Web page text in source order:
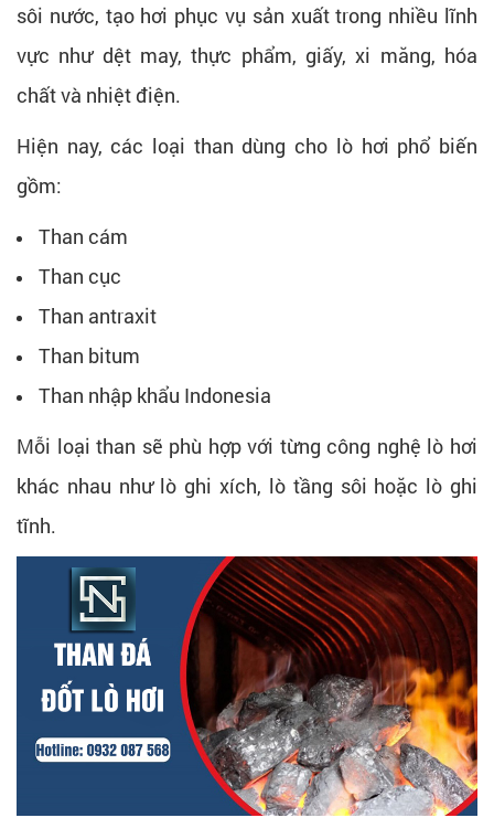
sôi nước, tạo hơi phục vụ sản xuất trong nhiều lĩnh
vực như dệt may, thực phẩm, giấy, xi măng, hóa
chất và nhiệt điện.
Hiện nay, các loại than dùng cho lò hơi phổ biến
gồm:
Than cám
Than cục
Than antraxit
Than bitum
Than nhập khẩu Indonesia
Mỗi loại than sẽ phù hợp với từng công nghệ lò hơi
khác nhau như lò ghi xích, lò tầng sôi hoặc lò ghi
tĩnh.